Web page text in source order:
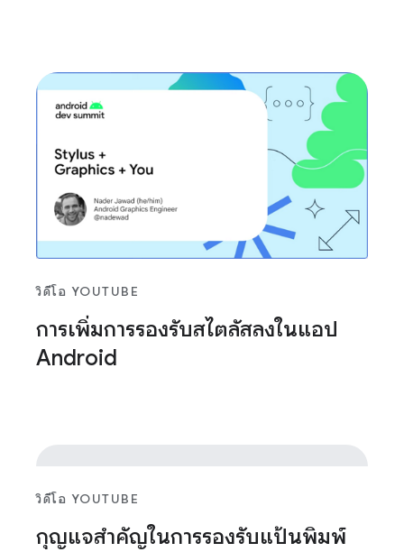
วิดีโอ YOUTUBE
การเพิ่มการรองรับสไตลัสลงในแอป
Android
วิดีโอ YOUTUBE
กุญแจสำคัญในการรองรับแป้นพิมพ์